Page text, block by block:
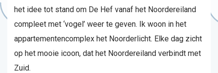
het idee tot stand om De Hef vanaf het Noordereiland
compleet met ‘vogel’ weer te geven. Ik woon in het
appartementencomplex het Noorderlicht. Elke dag zicht
op het mooie icoon, dat het Noordereiland verbindt met
Zuid.